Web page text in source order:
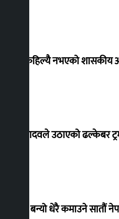
‘देशमा कहिल्यै नभएको
सांसद यादवले उठाएको ढल्केबर
‘गौंथली’ बन्यो धेरै कमाउने